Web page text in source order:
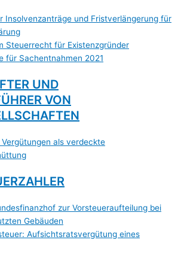
Insolvenzanträge und Fristverlängerung für
Steuerrecht für Existenzgründer
für Sachentnahmen 2021
UND
VON
als verdeckte
zur Vorsteueraufteilung bei
Gebäuden
Aufsichtsratsvergütung eines